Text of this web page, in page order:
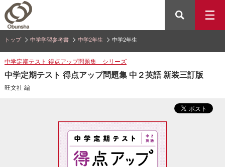
トップ 中学学習参考書 中学2年生 中学2年生
中学定期テスト 得点アップ問題集 シリーズ
中学定期テスト 得点アップ問題集 中２英語 新装三訂版
旺文社 編